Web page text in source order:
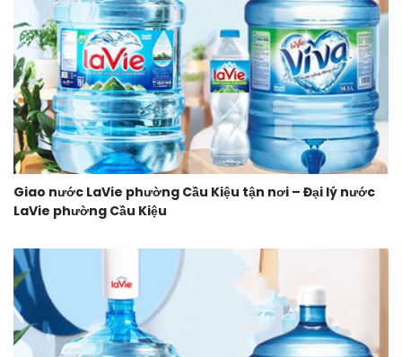
Giao nước LaVie phường Cầu Kiệu tận nơi – Đại lý nước
LaVie phường Cầu Kiệu